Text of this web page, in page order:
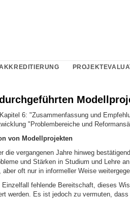
6: "Zusammenfassung und
"Problembereiche und
von Modellprojekten
die vergangenen Jahre hinweg
und Stärken in Studium und Lehre
oft nur in informeller Weise
Einzelfall fehlende Bereitschaft, dieses
werden. Es ist jedoch zu vermuten,